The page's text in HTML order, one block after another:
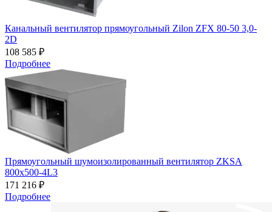
Канальный вентилятор прямоугольный Zilon ZFX 80-50 3,0-
2D
108 585 ₽
Подробнее
Прямоугольный шумоизолированный вентилятор ZKSA
800х500-4L3
171 216 ₽
Подробнее